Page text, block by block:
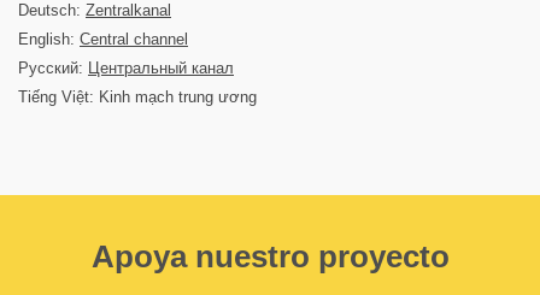
Deutsch: Zentralkanal
English: Central channel
Русский: Центральный канал
Tiếng Việt: Kinh mạch trung ương
Apoya nuestro proyecto